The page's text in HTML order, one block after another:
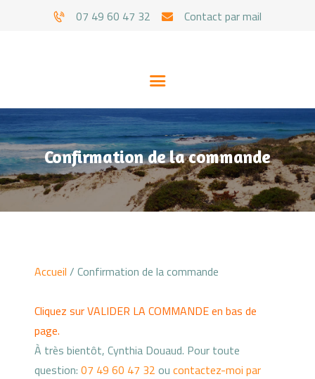
07 49 60 47 32 Contact par mail
Confirmation de la commande
SOINS
FORMATIONS
BLOG
AVIS
Accueil / Confirmation de la commande
Cliquez sur VALIDER LA COMMANDE en bas de
page.
À très bientôt, Cynthia Douaud. Pour toute
question: 07 49 60 47 32 ou contactez-moi par